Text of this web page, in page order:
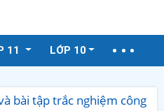
11 LỚP 10
bài tập trắc nghiệm công